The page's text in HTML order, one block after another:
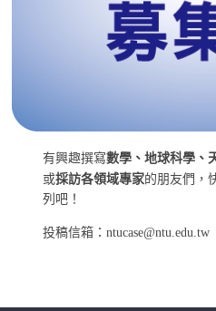
有興趣撰寫數學、地球科學、
或採訪各領域專家的朋友們，
列吧！
投稿信箱：ntucase@ntu.edu.tw